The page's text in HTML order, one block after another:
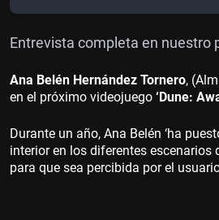
Entrevista completa en nuestro
Ana Belén Hernández Tornero,
en el próximo videojuego ‘Dune:
Durante un año, Ana Belén ‘ha
interior en los diferentes
para que sea percibida por el